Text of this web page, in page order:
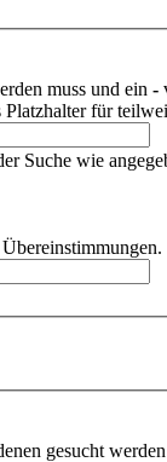
muss und ein -
für
Suche wie
gesucht